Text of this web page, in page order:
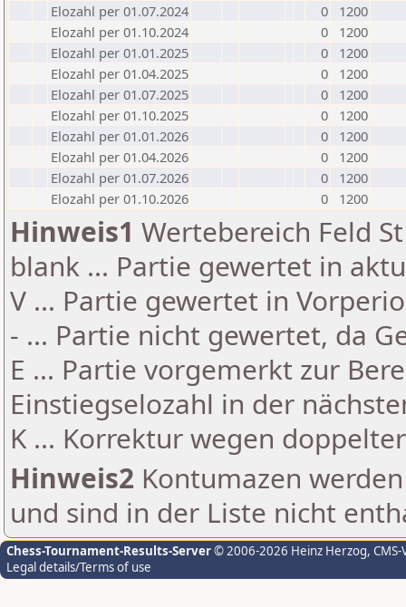
Elozahl per 01.07.2024
0
1200
Elozahl per 01.10.2024
0
1200
Elozahl per 01.01.2025
0
1200
Elozahl per 01.04.2025
0
1200
Elozahl per 01.07.2025
0
1200
Elozahl per 01.10.2025
0
1200
Elozahl per 01.01.2026
0
1200
Elozahl per 01.04.2026
0
1200
Elozahl per 01.07.2026
0
1200
Elozahl per 01.10.2026
0 1200
Hinweis1 Wertebereich Feld
blank ... Partie gewertet in
V ... Partie gewertet in
- ... Partie nicht gewertet, da
E ... Partie vorgemerkt zur
Einstiegselozahl in der
K ... Korrektur wegen
Hinweis2 Kontumazen
und sind in der Liste nicht
Chess-Tournament-Results-Server© 2006-2026 Heinz Herzog,
Legal details/Terms of use